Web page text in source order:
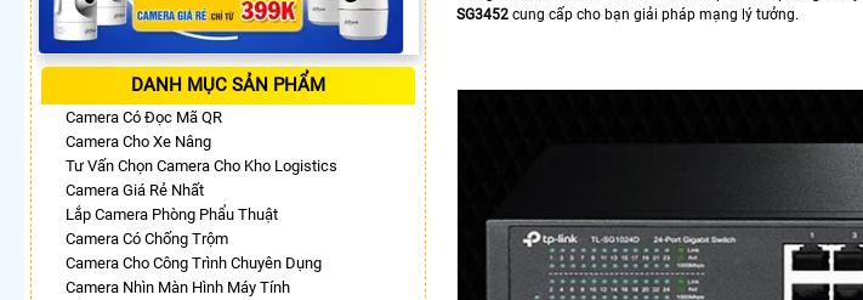
DANH MỤC SẢN PHẨM
Camera Có Đọc Mã QR
Camera Cho Xe Nâng
Tư Vấn Chọn Camera Cho Kho Logistics
Camera Giá Rẻ Nhất
Lắp Camera Phòng Phẩu Thuật
Camera Có Chống Trộm
Camera Cho Công Trình Chuyên Dụng
Camera Nhìn Màn Hình Máy Tính
SG3452 cung cấp cho bạn giải pháp mạng lý tưởng.